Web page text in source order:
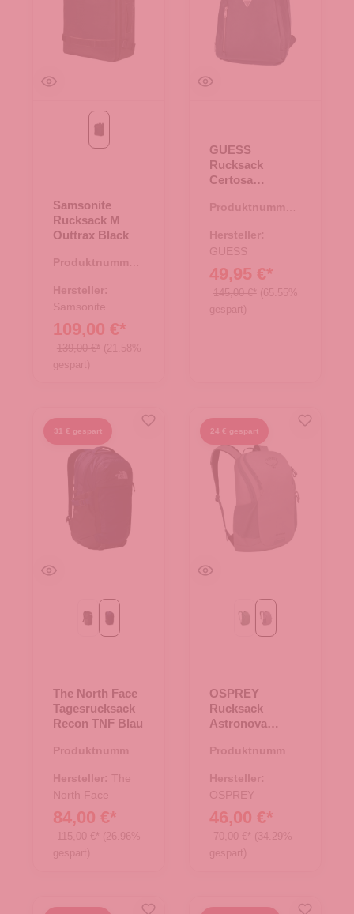
Black
Samsonite
Rucksack M
Outtrax Black
Produktnummer:
Hersteller:
Samsonite
109,00 €*
139,00 €* (21.58%
gespart)
GUESS
Rucksack
Certosa
teal
Produktnummer:
Hersteller:
GUESS
49,95 €*
145,00 €* (65.55%
gespart)
31 € gespart
TNF Black
TNF Blau
The North Face
Tagesrucksack
Recon TNF Blau
Produktnummer:
Hersteller: The
North Face
84,00 €*
115,00 €* (26.96%
gespart)
24 € gespart
Pine Leaf Green
soundwave grey
OSPREY
Rucksack
Astronova
Produktnummer:
Hersteller:
OSPREY
46,00 €*
70,00 €* (34.29%
gespart)